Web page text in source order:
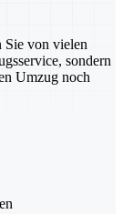
Sie von vielen
sondern
Umzug noch